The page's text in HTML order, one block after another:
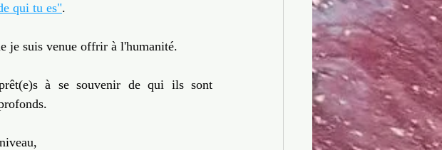
qui tu es".
je suis venue offrir à l'humanité.
à se souvenir de qui ils sont